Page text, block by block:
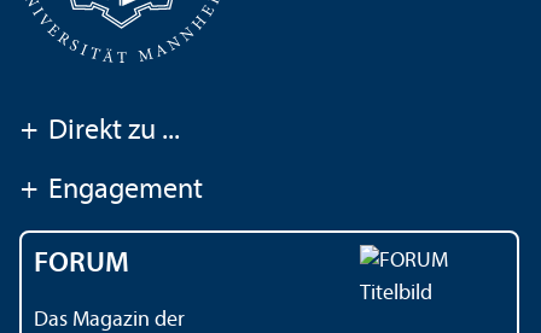
+ Direkt zu ...
+ Engagement
FORUM
Das Magazin der